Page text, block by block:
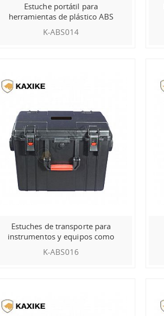
Estuche portátil para
herramientas de plástico ABS
K-ABS014
Estuches de transporte para
instrumentos y equipos como
K-ABS016